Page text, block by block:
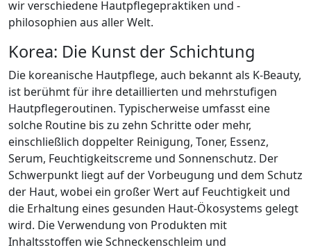
wir verschiedene Hautpflegepraktiken und -
philosophien aus aller Welt.
Korea: Die Kunst der Schichtung
Die koreanische Hautpflege, auch bekannt als K-Beauty,
ist berühmt für ihre detaillierten und mehrstufigen
Hautpflegeroutinen. Typischerweise umfasst eine
solche Routine bis zu zehn Schritte oder mehr,
einschließlich doppelter Reinigung, Toner, Essenz,
Serum, Feuchtigkeitscreme und Sonnenschutz. Der
Schwerpunkt liegt auf der Vorbeugung und dem Schutz
der Haut, wobei ein großer Wert auf Feuchtigkeit und
die Erhaltung eines gesunden Haut-Ökosystems gelegt
wird. Die Verwendung von Produkten mit
Inhaltsstoffen wie Schneckenschleim und